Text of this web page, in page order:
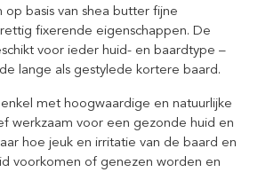
basis van shea butter fijne
fixerende eigenschappen. De
voor ieder huid- en baardtype –
lange als gestylede kortere baard.
met hoogwaardige en natuurlijke
werkzaam voor een gezonde huid en
hoe jeuk en irritatie van de baard en
voorkomen of genezen worden en